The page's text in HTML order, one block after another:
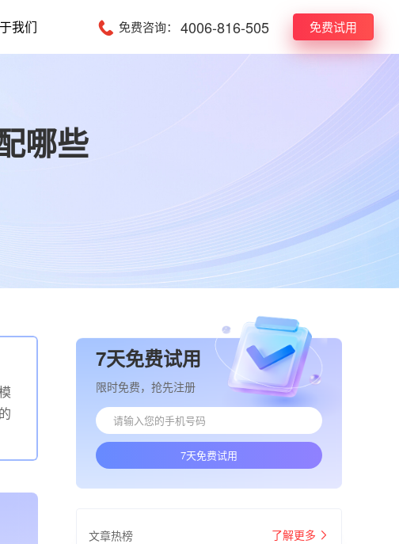
我们 免费咨询： 4006-816-505 免费试用
哪些
7天免费试用
限时免费，抢先注册
7天免费试用
文章热榜 了解更多